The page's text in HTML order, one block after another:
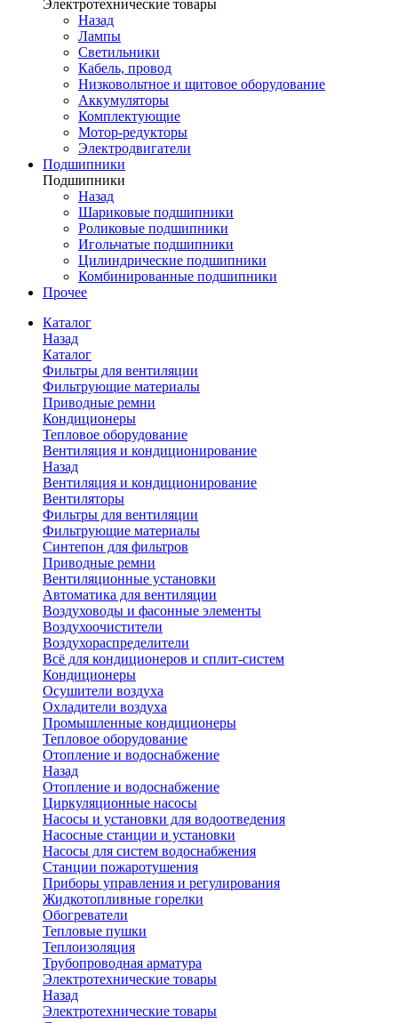
Электротехнические товары
Назад
Лампы
Светильники
Кабель, провод
Низковольтное и щитовое оборудование
Аккумуляторы
Комплектующие
Мотор-редукторы
Электродвигатели
Подшипники
Подшипники
Назад
Шариковые подшипники
Роликовые подшипники
Игольчатые подшипники
Цилиндрические подшипники
Комбинированные подшипники
Прочее
Каталог
Назад
Каталог
Фильтры для вентиляции
Фильтрующие материалы
Приводные ремни
Кондиционеры
Тепловое оборудование
Вентиляция и кондиционирование
Назад
Вентиляция и кондиционирование
Вентиляторы
Фильтры для вентиляции
Фильтрующие материалы
Синтепон для фильтров
Приводные ремни
Вентиляционные установки
Автоматика для вентиляции
Воздуховоды и фасонные элементы
Воздухоочистители
Воздухораспределители
Всё для кондиционеров и сплит-систем
Кондиционеры
Осушители воздуха
Охладители воздуха
Промышленные кондиционеры
Тепловое оборудование
Отопление и водоснабжение
Назад
Отопление и водоснабжение
Циркуляционные насосы
Насосы и установки для водоотведения
Насосные станции и установки
Насосы для систем водоснабжения
Станции пожаротушения
Приборы управления и регулирования
Жидкотопливные горелки
Обогреватели
Тепловые пушки
Теплоизоляция
Трубопроводная арматура
Электротехнические товары
Назад
Электротехнические товары